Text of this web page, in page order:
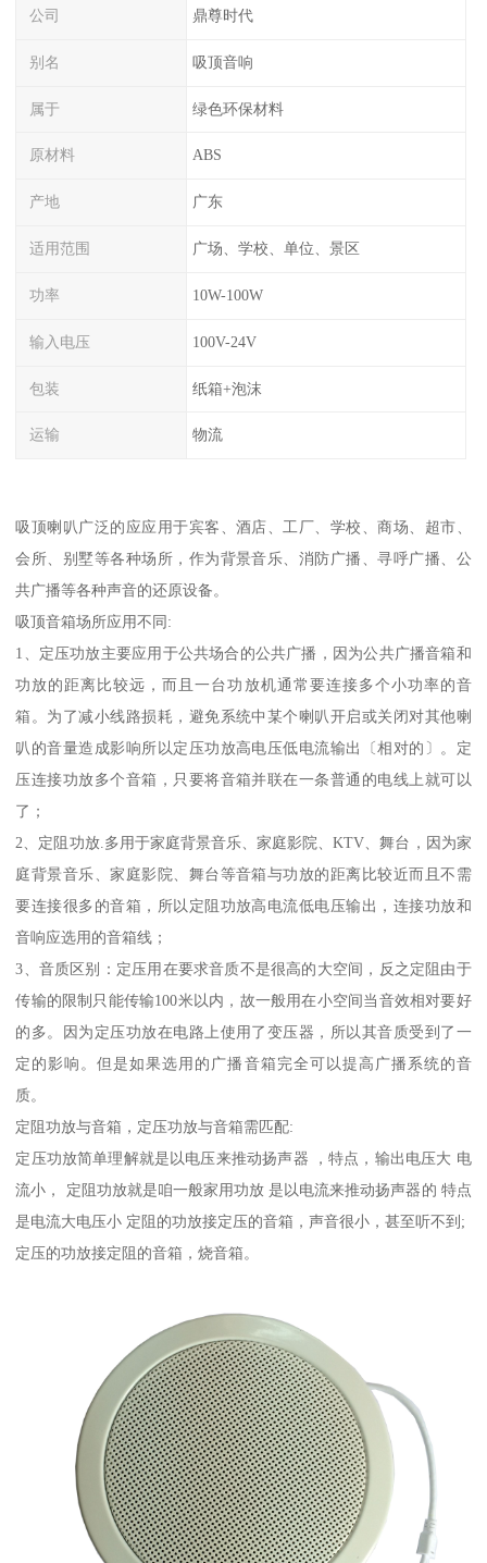
公司 鼎尊时代
别名 吸顶音响
属于 绿色环保材料
原材料 ABS
产地 广东
适用范围 广场、学校、单位、景区
功率 10W-100W
输入电压 100V-24V
包装 纸箱+泡沫
运输 物流
吸顶喇叭广泛的应应用于宾客、酒店、工厂、学校、商场、超市、
会所、别墅等各种场所，作为背景音乐、消防广播、寻呼广播、公
共广播等各种声音的还原设备。
吸顶音箱场所应用不同:
1、定压功放主要应用于公共场合的公共广播，因为公共广播音箱和
功放的距离比较远，而且一台功放机通常要连接多个小功率的音
箱。为了减小线路损耗，避免系统中某个喇叭开启或关闭对其他喇
叭的音量造成影响所以定压功放高电压低电流输出〔相对的〕。定
压连接功放多个音箱，只要将音箱并联在一条普通的电线上就可以
了；
2、定阻功放.多用于家庭背景音乐、家庭影院、KTV、舞台，因为家
庭背景音乐、家庭影院、舞台等音箱与功放的距离比较近而且不需
要连接很多的音箱，所以定阻功放高电流低电压输出，连接功放和
音响应选用的音箱线；
3、音质区别：定压用在要求音质不是很高的大空间，反之定阻由于
传输的限制只能传输100米以内，故一般用在小空间当音效相对要好
的多。因为定压功放在电路上使用了变压器，所以其音质受到了一
定的影响。但是如果选用的广播音箱完全可以提高广播系统的音
质。
定阻功放与音箱，定压功放与音箱需匹配:
定压功放简单理解就是以电压来推动扬声器 ，特点，输出电压大 电
流小， 定阻功放就是咱一般家用功放 是以电流来推动扬声器的 特点
是电流大电压小 定阻的功放接定压的音箱，声音很小，甚至听不到;
定压的功放接定阻的音箱，烧音箱。